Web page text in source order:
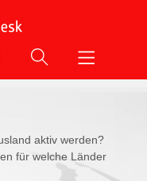
aktiv werden?
für welche Länder